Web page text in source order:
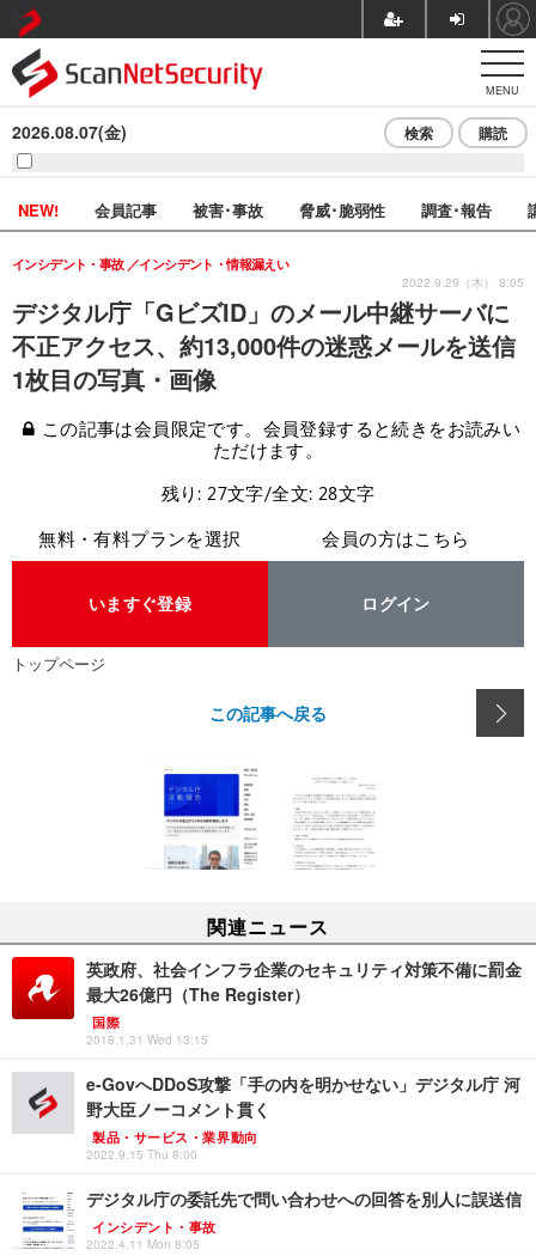
MENU
2026.08.07(金) 検索 購読
NEW! 会員記事 被害･事故 脅威･脆弱性 調査･報告
デジタル庁「GビズID」のメール中継サーバに
不正アクセス、約13,000件の迷惑メールを送信
1枚目の写真・画像
インシデント・事故 インシデント・情報漏えい
2022.9.29（木） 8:05
この記事は会員限定です。会員登録すると続きをお読みい
ただけます。
残り: 27文字/全文: 28文字
無料・有料プランを選択
いますぐ登録
会員の方はこちら
ログイン
トップページ
この記事へ戻る
関連ニュース
英政府、社会インフラ企業のセキュリティ対策不備に罰金
最大26億円（The Register）
国際
2018.1.31 Wed 13:15
e-GovへDDoS攻撃「手の内を明かせない」デジタル庁 河
野大臣ノーコメント貫く
製品・サービス・業界動向
2022.9.15 Thu 8:00
デジタル庁の委託先で問い合わせへの回答を別人に誤送信
インシデント・事故
2022.4.11 Mon 8:05